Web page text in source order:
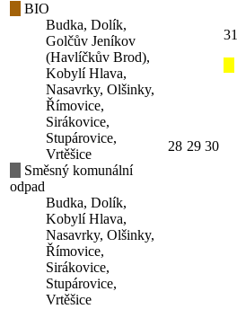
BIO
Budka, Dolík,
Golčův Jeníkov
(Havlíčkův Brod),
Kobylí Hlava,
Nasavrky, Olšinky,
Římovice,
Sirákovice,
Stupárovice,
Vrtěšice
Směsný komunální
odpad
Budka, Dolík,
Kobylí Hlava,
Nasavrky, Olšinky,
Římovice,
Sirákovice,
Stupárovice,
Vrtěšice
28 29 30
31